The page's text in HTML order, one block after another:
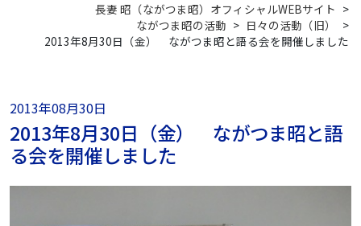
長妻 昭（ながつま昭）オフィシャルWEBサイト >
ながつま昭の活動 > 日々の活動（旧）
>
2013年8月30日（金） ながつま昭と語る会を開催しました
2013年08月30日
2013年8月30日（金） ながつま昭と語
る会を開催しました